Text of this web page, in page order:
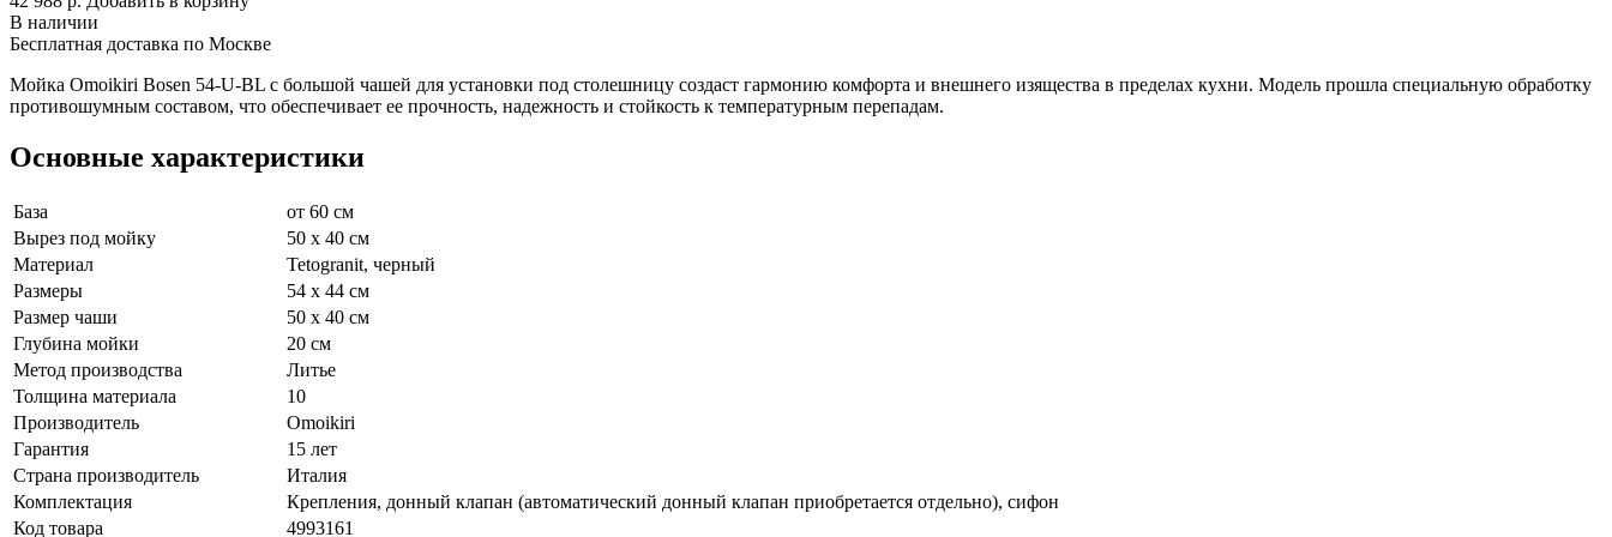
В наличии
Бесплатная доставка по Москве
Мойка Omoikiri Bosen 54-U-BL с большой чашей для установки под столешницу создаст гармонию комфорта и внешнего изящества в пределах кухни. Модель прошла специальную обработку
противошумным составом, что обеспечивает ее прочность, надежность и стойкость к температурным перепадам.
Основные характеристики
База
от 60 см
Вырез под мойку
50 x 40 см
Материал
Tetogranit, черный
Размеры
54 x 44 см
Размер чаши
50 x 40 см
Глубина мойки
20 см
Метод производства
Литье
Толщина материала
10
Производитель
Omoikiri
Гарантия
15 лет
Страна производитель
Италия
Комплектация
Крепления, донный клапан (автоматический донный клапан приобретается отдельно), сифон
Код товара
4993161